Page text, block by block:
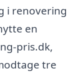
i renovering
en
pris.dk,
tre